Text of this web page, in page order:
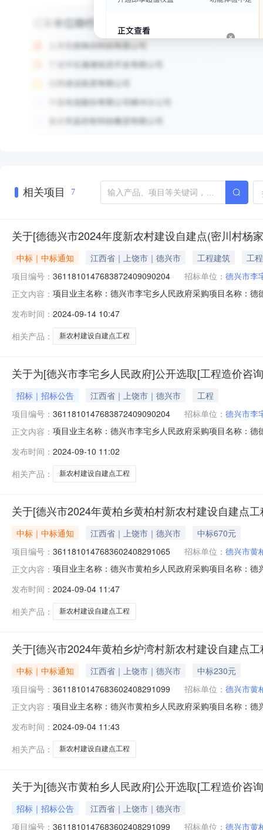
相关项目 7
关于[德德兴市2024年度新农村建设自建点(密川村杨
中标｜中标通知 江西省｜上饶市｜德兴市 工程建筑
工程
项目编号： 3611810147683872409090204 招标单位： 德兴市李
正文内容： 项目业主名称：德兴市李宅乡人民政府采购项目名称：
额说明：按投资额的千分之三计取洽谈时间：3（个工作
发布时间： 2024-09-14 10:47
相关产品：
新农村建设自建点工程
关于为[德兴市李宅乡人民政府]公开选取[工程造价咨
招标｜招标公告 江西省｜上饶市｜德兴市
工程
项目编号： 3611810147683872409090204 招标单位： 德兴市李
正文内容： 项目业主名称：德兴市李宅乡人民政府采购项目名称：
内容：(密川村杨家、中村村中村、李宅村7组)工程预算
选+
发布时间： 2024-09-10 11:02
相关产品：
新农村建设自建点工程
关于[德兴市2024年黄柏乡黄柏村新农村建设自建点
中标｜中标通知 江西省｜上饶市｜德兴市
中标670元
项目编号： 3611810147683602408291065 招标单位： 德兴市黄
正文内容： 项目业主名称：德兴市黄柏乡人民政府采购项目名称：
3（个工作日）签订合同时间：15（个工作日）合同备案
发布时间： 2024-09-04 11:47
相关产品：
新农村建设自建点工程
关于[德兴市2024年黄柏乡炉湾村新农村建设自建点
中标｜中标通知 江西省｜上饶市｜德兴市
中标230元
项目编号： 3611810147683602408291099 招标单位： 德兴市黄
正文内容： 项目业主名称：德兴市黄柏乡人民政府采购项目名称：
3（个工作日）签订合同时间：15（个工作日）合同备案
（
发布时间： 2024-09-04 11:43
相关产品：
新农村建设自建点工程
关于为[德兴市黄柏乡人民政府]公开选取[工程造价咨
招标｜招标公告
江西省｜上饶市｜德兴市
项目编号： 3611810147683602408291099 招标单位： 德兴市黄